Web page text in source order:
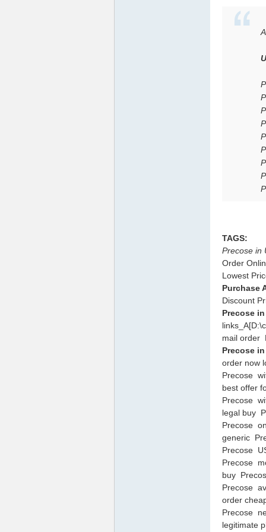
TAGS:
Precose in
Order
Lowest
Purchase
Discount
Precose
mail order
Precose
order now
Precose
best offer
Precose
legal buy
Precose
generic
Precose
Precose
buy
Precose
order
Precose
legitimate